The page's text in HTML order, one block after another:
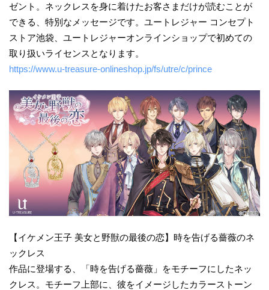
ゼント。ネックレスを身に着けたお客さまだけが読むことが
できる、特別なメッセージです。ユートレジャー コンセプト
ストア池袋、ユートレジャーオンラインショップで初めての
取り扱いライセンスとなります。
https://www.u-treasure-onlineshop.jp/fs/utre/c/prince
【イケメン王子 美女と野獣の最後の恋】時を告げる薔薇のネ
ックレス
作品に登場する、「時を告げる薔薇」をモチーフにしたネッ
クレス。モチーフ上部に、彼をイメージしたカラーストーン